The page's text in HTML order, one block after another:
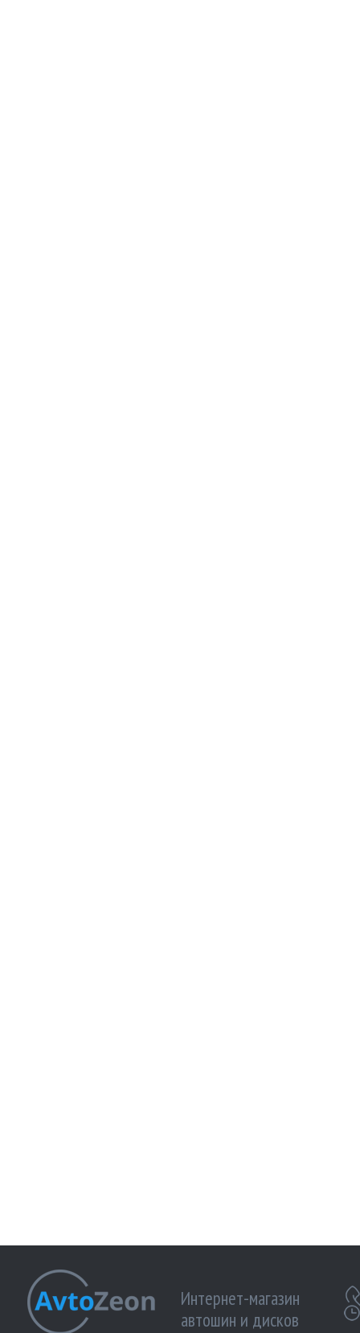
Интернет-магазин
автошин и дисков